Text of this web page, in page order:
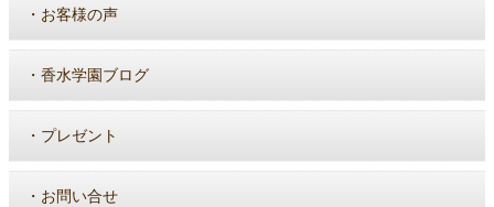
・ お客様の声
・ 香水学園ブログ
・ プレゼント
・ お問い合せ